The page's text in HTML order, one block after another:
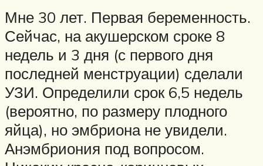
Мне 30 лет. Первая беременность.
Сейчас, на акушерском сроке 8
недель и 3 дня (с первого дня
последней менструации) сделали
УЗИ. Определили срок 6,5 недель
(вероятно, по размеру плодного
яйца), но эмбриона не увидели.
Анэмбриония под вопросом.